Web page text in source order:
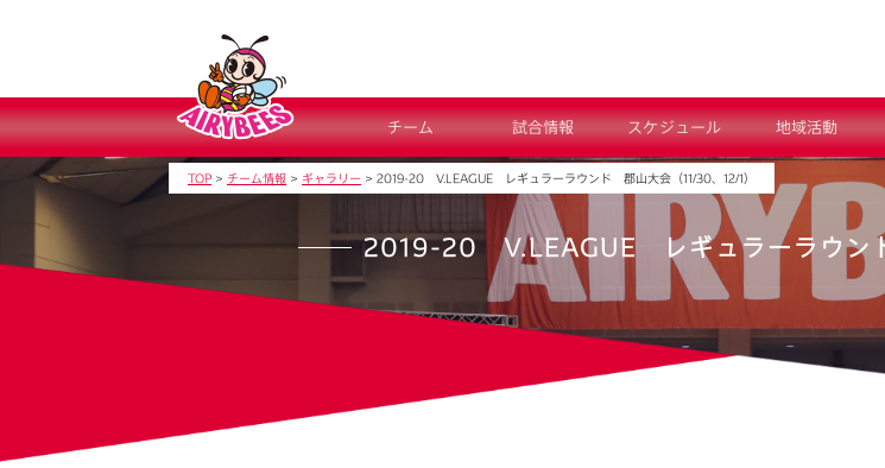
チーム 試合情報 スケジュール 地域活動
TOP > チーム情報 > ギャラリー > 2019-20 V.LEAGUE レギュラーラウンド 郡山大会（11/30、12/1）
2019-20 V.LEAGUE レギュラーラウン